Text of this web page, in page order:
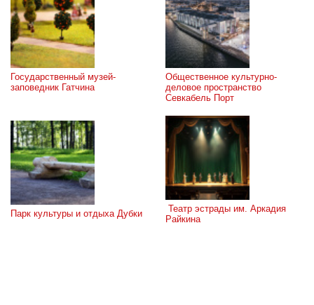
Государственный музей-
заповедник Гатчина
Общественное культурно-
деловое пространство
Севкабель Порт
Парк культуры и отдыха Дубки
Райкина